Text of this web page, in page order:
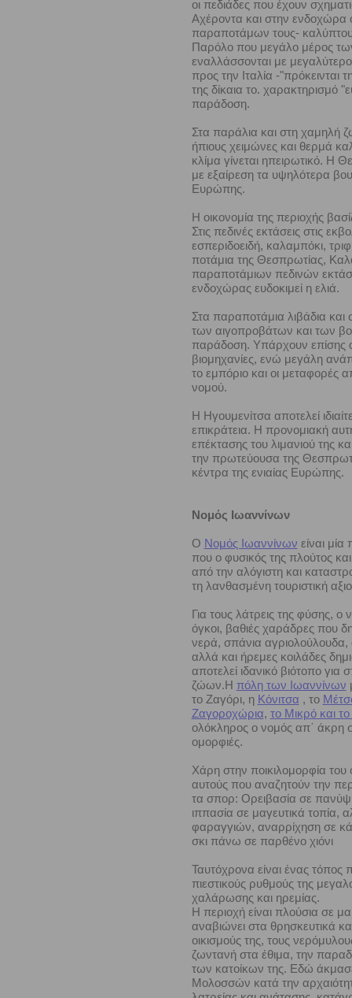
οι πεδιάδες που έχουν
Αχέροντα και στην ενδοχώρα
παραποτάμων τους-
Παρόλο που μεγάλο μέρος των
εναλλάσσονται με
προς την Ιταλία -"πρόκεινται
της δίκαια το. χαρακτηρισμό
παράδοση.
Στα παράλια και στη χαμηλή
ήπιους χειμώνες και θερμά
κλίμα γίνεται ηπειρωτικό. Η
με εξαίρεση τα υψηλότερα
Ευρώπης.
Η οικονομία της περιοχής
Στις πεδινές εκτάσεις στις
εσπεριδοειδή, καλαμπόκι,
ποτάμια της Θεσπρωτίας,
παραποτάμιων πεδινών
ενδοχώρας ευδοκιμεί η ελιά.
Στα παραποτάμια λιβάδια και
των αιγοπροβάτων και των
παράδοση. Υπάρχουν επίσης
βιομηχανίες, ενώ μεγάλη
το εμπόριο και οι μεταφορές
νομού.
Η Ηγουμενίτσα αποτελεί
επικράτεια. Η προνομιακή
επέκτασης του λιμανιού της
την πρωτεύουσα της
κέντρα της ενιαίας Ευρώπης.
Νομός Ιωαννίνων
Ο Νομός Ιωαννίνων είναι
που ο φυσικός της πλούτος
από την αλόγιστη και
τη λανθασμένη τουριστική
Για τους λάτρεις της φύσης, ο
όγκοι, βαθιές χαράδρες που
νερά, σπάνια αγριολούλουδα,
αλλά και ήρεμες κοιλάδες
αποτελεί ιδανικό βιότοπο
ζώων.Η πόλη των Ιωαννίνων
το Ζαγόρι, η Κόνιτσα , το
Ζαγοροχώρια, το Μικρό και
ολόκληρος ο νομός απ΄ άκρη
ομορφιές.
Χάρη στην ποικιλομορφία του
αυτούς που αναζητούν την
τα σπορ: Ορειβασία σε
ιππασία σε μαγευτικά τοπία,
φαραγγιών, αναρρίχηση σε
σκι πάνω σε παρθένο χιόνι
Ταυτόχρονα είναι ένας
πιεστικούς ρυθμούς της
χαλάρωσης και ηρεμίας.
Η περιοχή είναι πλούσια σε
αναβιώνει στα θρησκευτικά
οικισμούς της, τους
ζωντανή στα έθιμα, την
των κατοίκων της. Εδώ
Μολοσσών κατά την